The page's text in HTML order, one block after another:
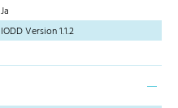
Ja
IODD Version 1.1.2